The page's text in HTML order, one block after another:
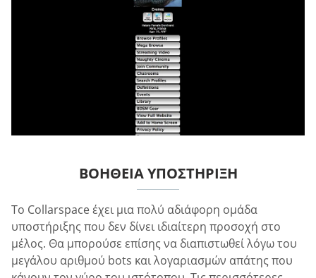
ΒΟΉΘΕΙΑ ΥΠΟΣΤΉΡΙΞΗ
Το Collarspace έχει μια πολύ αδιάφορη ομάδα
υποστήριξης που δεν δίνει ιδιαίτερη προσοχή στο
μέλος. Θα μπορούσε επίσης να διαπιστωθεί λόγω του
μεγάλου αριθμού bots και λογαριασμών απάτης που